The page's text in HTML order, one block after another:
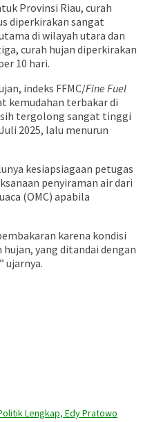
Provinsi Riau, curah
diperkirakan sangat
di wilayah utara dan
curah hujan diperkirakan
10 hari.
indeks FFMC/Fine Fuel
kemudahan terbakar di
tergolong sangat tinggi
2025, lalu menurun
kesiapsiagaan petugas
penyiraman air dari
(OMC) apabila
karena kondisi
yang ditandai dengan
ujarnya.
Lengkap, Edy Pratowo